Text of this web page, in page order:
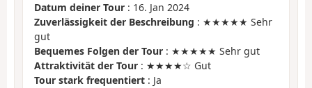
Datum deiner Tour : 16. Jan 2024
Zuverlässigkeit der Beschreibung : ★★★★★ Sehr
gut
Bequemes Folgen der Tour : ★★★★★ Sehr gut
Attraktivität der Tour : ★★★★☆ Gut
Tour stark frequentiert : Ja